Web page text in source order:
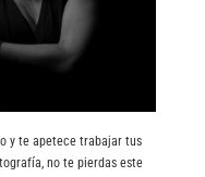
y te apetece trabajar tus
no te pierdas este